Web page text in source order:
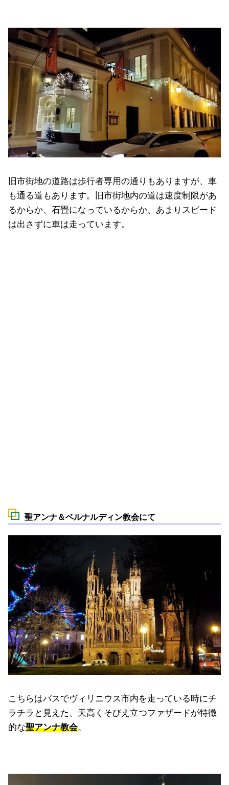
旧市街地の道路は歩行者専用の通りもありますが、車
も通る道もあります。旧市街地内の道は速度制限があ
るからか、石畳になっているからか、あまりスピード
は出さずに車は走っています。
聖アンナ＆ベルナルディン教会にて
こちらはバスでヴィリニウス市内を走っている時にチ
ラチラと見えた、天高くそびえ立つファザードが特徴
的な聖アンナ教会。